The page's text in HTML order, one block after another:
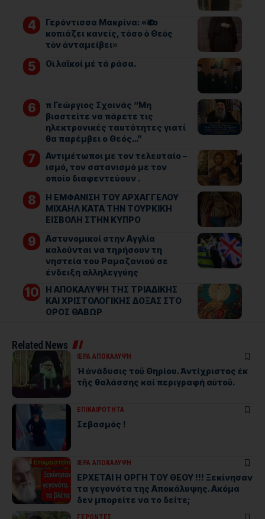
Γερόντισσα Μακρίνα: «Ὅσο
κοπιάζει κανείς, τόσο ὁ Θεὸς
τὸν ἀνταμείβει»
Οἱ λαϊκοί μέ τά ράσα.
π Γεώργιος Σχοινάς “Μη
βιαστείτε να πάρετε τις
ηλεκτρονικές ταυτότητες γιατί
θα παρέμβει ο Θεός…”
Αντιμέτωποι με τον τελευταίο –
ισμό, τον σατανισμό με τον
οποίο διαφεντεύουν .
Η ΕΜΦΑΝΙΣΗ ΤΟΥ ΑΡΧΑΓΓΕΛΟΥ
ΜΙΧΑΗΛ ΚΑΤΑ ΤΗΝ ΤΟΥΡΚΙΚΗ
ΕΙΣΒΟΛΗ ΣΤΗΝ ΚΥΠΡΟ
Αστυνομικοί στην Αγγλία
καλούνται να τηρήσουν τη
νηστεία του Ραμαζανιού σε
ένδειξη αλληλεγγύης
Η ΑΠΟΚΑΛΥΨΗ ΤΗΣ ΤΡΙΑΔΙΚΗΣ
ΚΑΙ ΧΡΙΣΤΟΛΟΓΙΚΗΣ ΔΟΞΑΣ ΣΤΟ
ΟΡΟΣ ΘΑΒΩΡ
Related News
ΙΕΡΑ ΑΠΟΚΑΛΥΨΗ
Ἡ ἀνάδυσις τοῦ Θηρίου. Ἀντίχριστος ἐκ
τῆς θαλάσσης καί περιγραφή αὐτοῦ.
ΕΠΙΚΑΙΡΟΤΗΤΑ
Σεβασμός !
ΙΕΡΑ ΑΠΟΚΑΛΥΨΗ
ΕΡΧΕΤΑΙ Η ΟΡΓΗ ΤΟΥ ΘΕΟΥ !!! Ξεκίνησαν
τα γεγονότα της Αποκάλυψης. Ακόμα
δεν μπορείτε να το δείτε;
ΓΕΡΟΝΤΕΣ